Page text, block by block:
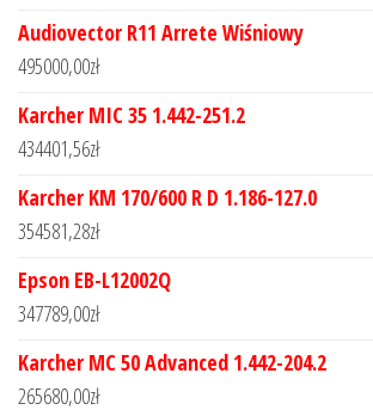
Audiovector R11 Arrete Wiśniowy
495000,00zł
Karcher MIC 35 1.442-251.2
434401,56zł
Karcher KM 170/600 R D 1.186-127.0
354581,28zł
Epson EB-L12002Q
347789,00zł
Karcher MC 50 Advanced 1.442-204.2
265680,00zł